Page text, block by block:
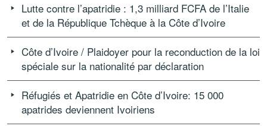
Lutte contre l’apatridie : 1,3 milliard FCFA de l’Italie
et de la République Tchèque à la Côte d’Ivoire
Côte d’Ivoire / Plaidoyer pour la reconduction de la loi
spéciale sur la nationalité par déclaration
Réfugiés et Apatridie en Côte d’Ivoire: 15 000
apatrides deviennent Ivoiriens